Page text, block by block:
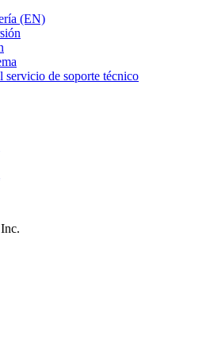
(EN)
servicio de soporte técnico